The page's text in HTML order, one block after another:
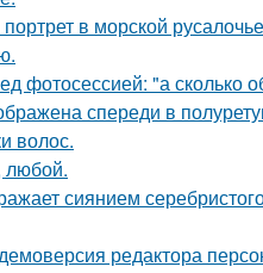
в морской
фотосессией: "а сколько
спереди в
волос.
любой.
сиянием
редактора